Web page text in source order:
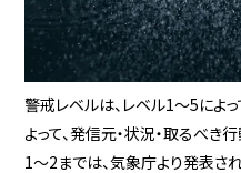
警戒レベルは、レベル1〜5によ
よって、発信元・状況・取るべき
1〜2までは、気象庁より発表さ